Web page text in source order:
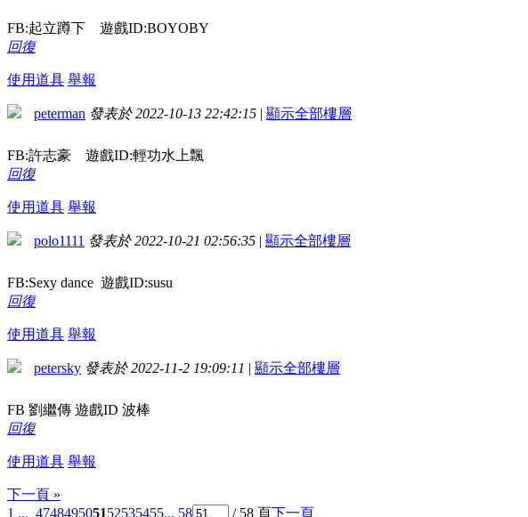
FB:起立蹲下 遊戲ID:BOYOBY
回復
使用道具 舉報
peterman 發表於 2022-10-13 22:42:15 | 顯示全部樓層
FB:許志豪 遊戲ID:輕功水上飄
回復
使用道具 舉報
polo1111 發表於 2022-10-21 02:56:35 | 顯示全部樓層
FB:Sexy dance 遊戲ID:susu
回復
使用道具 舉報
petersky 發表於 2022-11-2 19:09:11 | 顯示全部樓層
FB 劉繼傳 遊戲ID 波棒
回復
使用道具 舉報
下一頁 »
1 ... 474849505152535455... 58 / 58 頁下一頁